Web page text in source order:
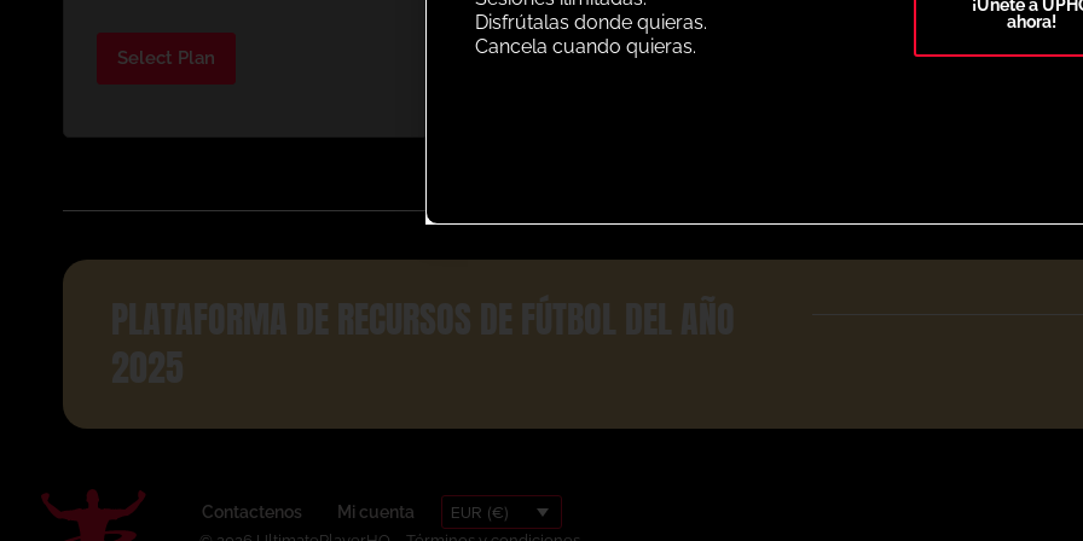
Select Plan
PLATAFORMA DE RECURSOS DE FÚTBOL DEL AÑO
2025
Contactenos Mi cuenta EUR (€)
Disfrútalas donde quieras.
Cancela cuando quieras.
¡Únete a
ahora!